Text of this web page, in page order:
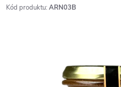
Kód produktu: ARN03B